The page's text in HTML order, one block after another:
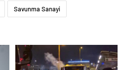
Savunma Sanayi